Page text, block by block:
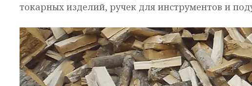
токарных изделий, ручек для инструментов и